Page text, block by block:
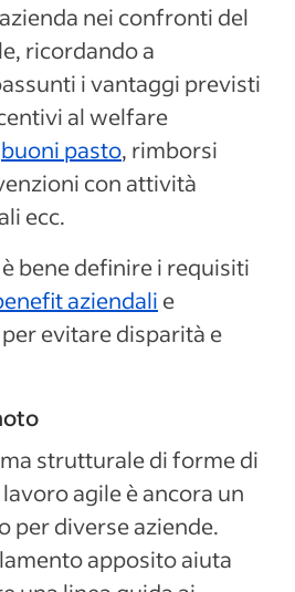
nei confronti del
ricordando a
i vantaggi previsti
al welfare
buoni pasto, rimborsi
con attività
ecc.
bene definire i requisiti
aziendali e
evitare disparità e
strutturale di forme di
lavoro agile è ancora un
per diverse aziende.
apposito aiuta